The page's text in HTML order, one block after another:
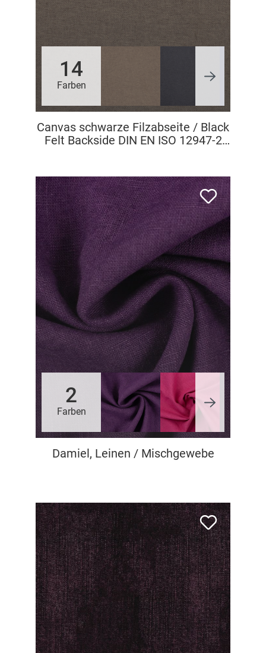
14
Farben
Canvas schwarze Filzabseite / Black
Felt Backside DIN EN ISO 12947-2
2
Farben
Damiel, Leinen / Mischgewebe